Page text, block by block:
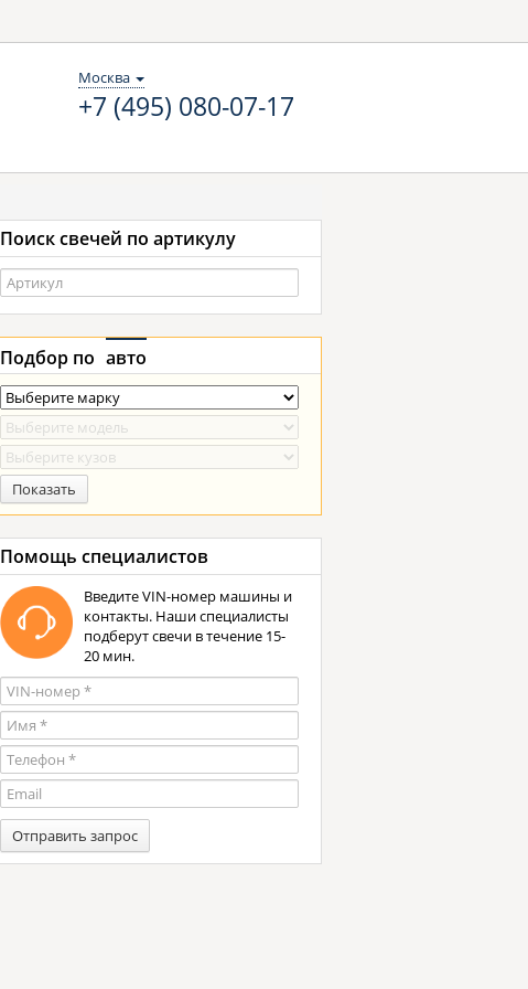
Москва
+7 (495) 080-07-17
Поиск свечей по артикулу
Подбор по авто
Показать
Помощь специалистов
Введите VIN-номер машины и
контакты. Наши специалисты
подберут свечи в течение 15-
20 мин.
Отправить запрос